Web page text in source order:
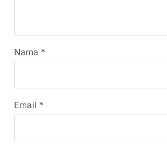
Nama *
Email *